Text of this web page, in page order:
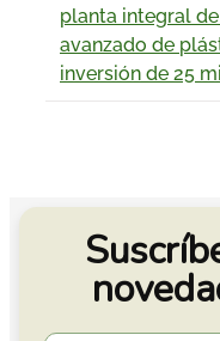
planta integral
avanzado de
inversión de 25